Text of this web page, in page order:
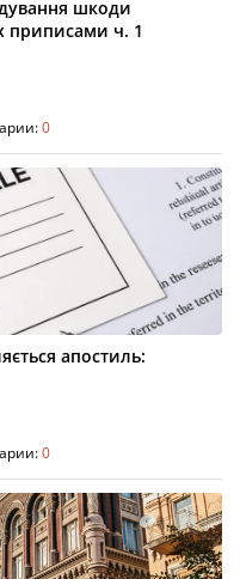
шкоди
приписами ч. 1
0
апостиль:
0